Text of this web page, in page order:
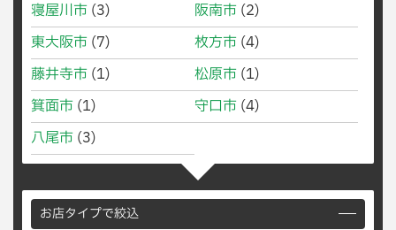
寝屋川市 (3) 阪南市 (2)
東大阪市 (7) 枚方市 (4)
藤井寺市 (1) 松原市 (1)
箕面市 (1) 守口市 (4)
八尾市 (3)
お店タイプで絞込